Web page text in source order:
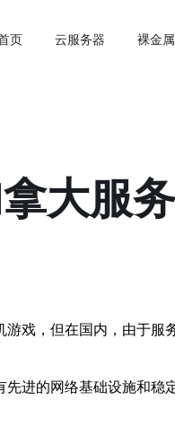
页 云服务器 裸金属
大服
游戏，但在国内，由于
进的网络基础设施和稳